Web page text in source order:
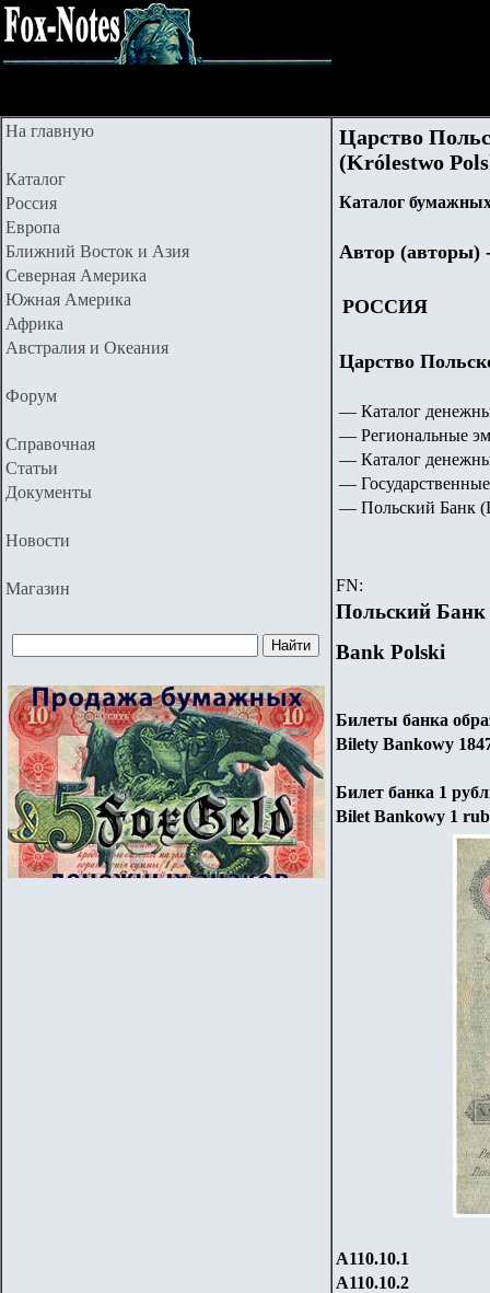
На главную
Каталог
Россия
Европа
Ближний Восток и Азия
Северная Америка
Южная Америка
Африка
Австралия и Океания
Форум
Справочная
Статьи
Документы
Новости
Магазин
Царство
(Królestwo
Каталог
Автор (авторы)
РОССИЯ
Царство
— Каталог
— Региональные
— Каталог
—
— Польский Банк
FN:
Польский Банк
Bank Polski
Билеты банка
Bilety Bankowy 184
Билет банка 1
Bilet Bankowy 1
А110.10.1
А110.10.2